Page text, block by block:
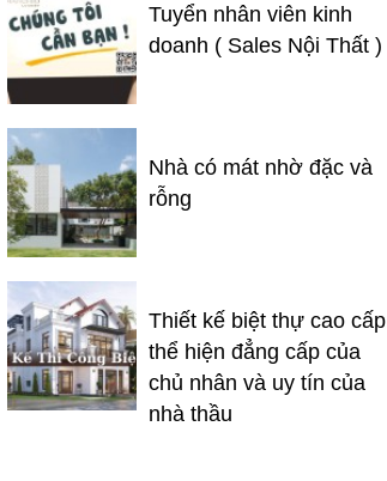
Tuyển nhân viên kinh
doanh ( Sales Nội Thất )
Nhà có mát nhờ đặc và
rỗng
Thiết kế biệt thự cao cấp
thể hiện đẳng cấp của
chủ nhân và uy tín của
nhà thầu